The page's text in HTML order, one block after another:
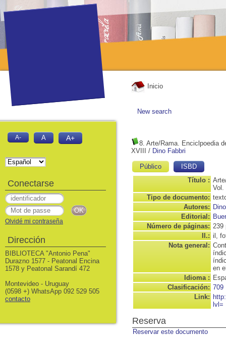
Inicio
New search
8. Arte/Rama. Enciclpoedia
XVIII
/ Dino Fabbri
Público
ISBD
Título :
Vol.
Tipo de documento:
Autores:
Editorial:
Número de páginas: 239
Il.: il,
Nota general:
en
Idioma :
Clasificación: 709
Link:
lvl=
Reserva
Reservar este documento
A- A A+
Conectarse
Olvidé mi contraseña
Dirección
BIBLIOTECA "Antonio Pena"
Durazno 1577 - Peatonal Encina
1578 y Peatonal Sarandí 472
Montevideo - Uruguay
(0598 +) WhatsApp 092 529 505
contacto